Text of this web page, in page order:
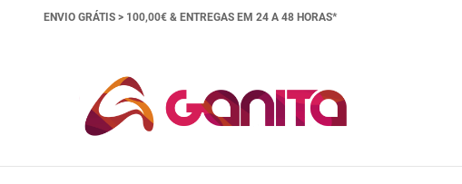
ENVIO GRÁTIS > 100,00€ & ENTREGAS EM 24 A 48 HORAS*